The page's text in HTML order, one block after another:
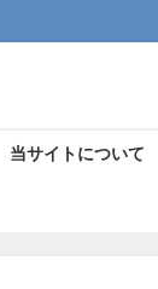
当サイトについて